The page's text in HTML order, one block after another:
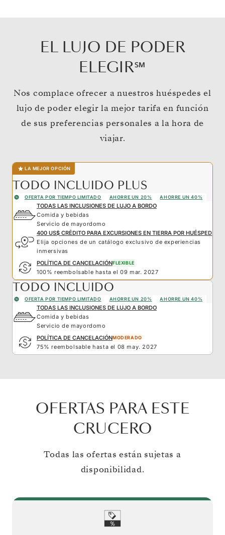
EL LUJO DE PODER
ELEGIR℠
Nos complace ofrecer a nuestros huéspedes el
lujo de poder elegir la mejor tarifa en función
de sus preferencias personales a la hora de
viajar.
LA MEJOR OPCIÓN
TODO INCLUIDO PLUS
OFERTA POR TIEMPO LIMITADO AHORRE UN 20% AHORRE UN 40%
TODAS LAS INCLUSIONES DE LUJO A BORDO
Comida y bebidas
Servicio de mayordomo
400 US$ CRÉDITO PARA EXCURSIONES EN TIERRA POR HUÉSPED
Elija opciones de un catálogo exclusivo de experiencias
inmersivas
POLÍTICA DE CANCELACIÓNFLEXIBLE
100% reembolsable hasta el 09 mar. 2027
TODO INCLUIDO
OFERTA POR TIEMPO LIMITADO AHORRE UN 20% AHORRE UN 40%
TODAS LAS INCLUSIONES DE LUJO A BORDO
Comida y bebidas
Servicio de mayordomo
POLÍTICA DE CANCELACIÓNMODERADO
75% reembolsable hasta el 08 may. 2027
OFERTAS PARA ESTE
CRUCERO
Todas las ofertas están sujetas a
disponibilidad.